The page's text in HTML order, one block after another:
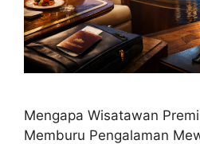
Mengapa Wisatawan
Memburu Pengalaman